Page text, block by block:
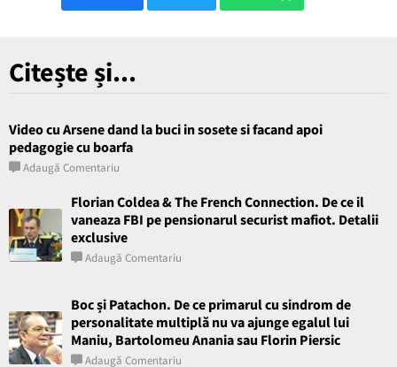
Citește și...
Video cu Arsene dand la buci in sosete si facand apoi
pedagogie cu boarfa
Adaugă Comentariu
Florian Coldea & The French Connection. De ce il
vaneaza FBI pe pensionarul securist mafiot. Detalii
exclusive
Adaugă Comentariu
Boc și Patachon. De ce primarul cu sindrom de
personalitate multiplă nu va ajunge egalul lui
Maniu, Bartolomeu Anania sau Florin Piersic
Adaugă Comentariu